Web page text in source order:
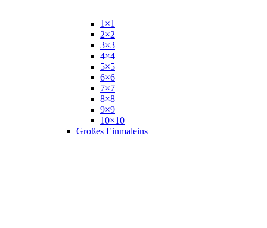
1×1
2×2
3×3
4×4
5×5
6×6
7×7
8×8
9×9
10×10
Großes Einmaleins